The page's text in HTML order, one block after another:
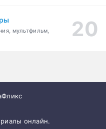
мультфильм,
онлайн.